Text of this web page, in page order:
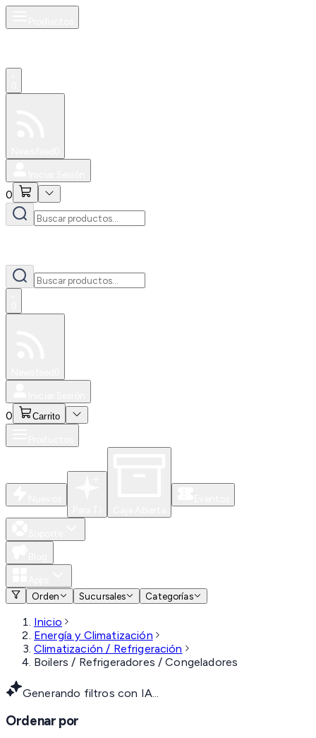
0
0 Carrito
Orden
Sucursales Categorías
Inicio
Energía y Climatización
Climatización / Refrigeración
Boilers / Refrigeradores / Congeladores
Generando filtros con IA...
Ordenar por